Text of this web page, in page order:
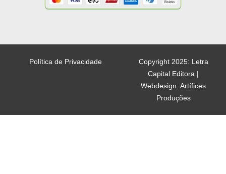
Copyright 2025: Letra
Capital Editora |
Webdesign: Artífices
Produções
Política de Privacidade